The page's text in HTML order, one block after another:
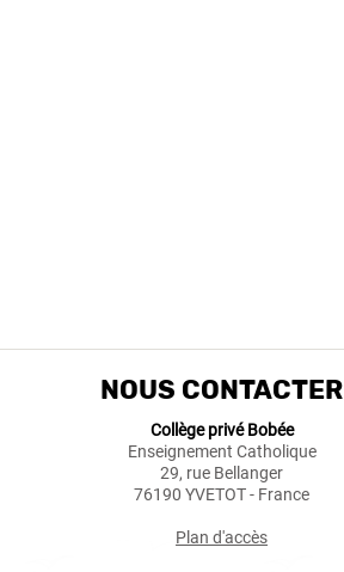
NOUS CONTACTER
Collège privé Bobée
Enseignement Catholique
29, rue Bellanger
76190 YVETOT - France
Plan d'accès